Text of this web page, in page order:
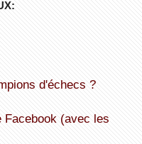
d'échecs ?